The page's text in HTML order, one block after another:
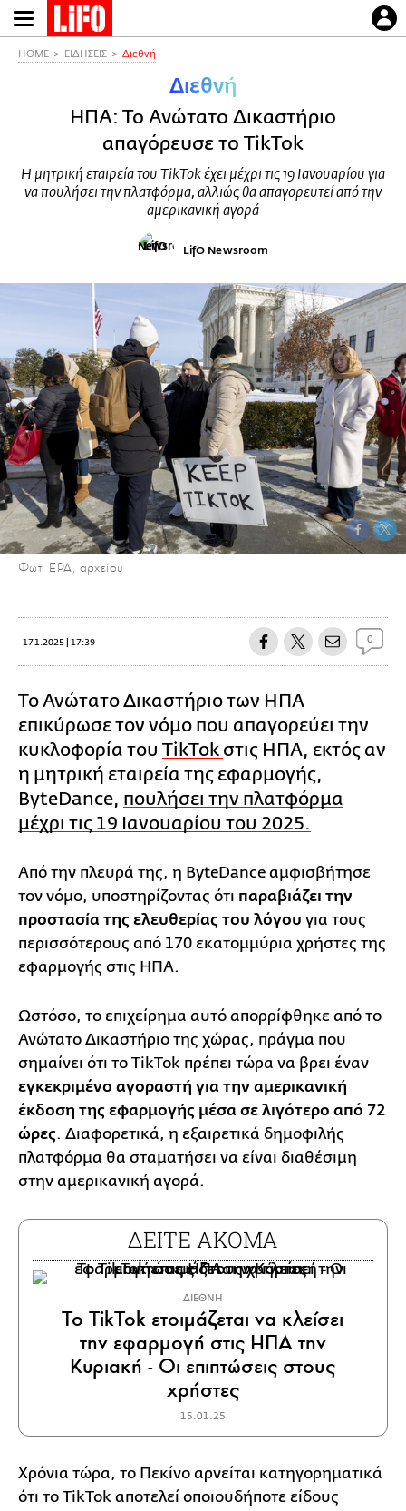
Παράκαμψη
προς
HOME ΕΙΔΗΣΕΙΣ Διεθνή
Διεθνή
ΗΠΑ: Το Ανώτατο Δικαστήριο
απαγόρευσε το TikTok
Η μητρική εταιρεία του TikTok έχει μέχρι τις 19 Ιανουαρίου για
να πουλήσει την πλατφόρμα, αλλιώς θα απαγορευτεί από την
αμερικανική αγορά
LifO Newsroom
Φωτ: EPA, αρχείου
17.1.2025 | 17:39 0
Το Ανώτατο Δικαστήριο των ΗΠΑ
επικύρωσε τον νόμο που απαγορεύει την
κυκλοφορία του TikTok στις ΗΠΑ, εκτός αν
η μητρική εταιρεία της εφαρμογής,
ByteDance, πουλήσει την πλατφόρμα
μέχρι τις 19 Ιανουαρίου του 2025.
Από την πλευρά της, η ByteDance αμφισβήτησε
τον νόμο, υποστηρίζοντας ότι παραβιάζει την
προστασία της ελευθερίας του λόγου για τους
περισσότερους από 170 εκατομμύρια χρήστες της
εφαρμογής στις ΗΠΑ.
Ωστόσο, το επιχείρημα αυτό απορρίφθηκε από το
Ανώτατο Δικαστήριο της χώρας, πράγμα που
σημαίνει ότι το TikTok πρέπει τώρα να βρει έναν
εγκεκριμένο αγοραστή για την αμερικανική
έκδοση της εφαρμογής μέσα σε λιγότερο από 72
ώρες. Διαφορετικά, η εξαιρετικά δημοφιλής
πλατφόρμα θα σταματήσει να είναι διαθέσιμη
στην αμερικανική αγορά.
ΔΕΙΤΕ ΑΚΟΜΑ
ΔΙΕΘΝΗ
Το TikTok ετοιμάζεται να κλείσει
την εφαρμογή στις ΗΠΑ την
Κυριακή - Οι επιπτώσεις στους
χρήστες
15.01.25
Χρόνια τώρα, το Πεκίνο αρνείται κατηγορηματικά
ότι το TikTok αποτελεί οποιουδήποτε είδους